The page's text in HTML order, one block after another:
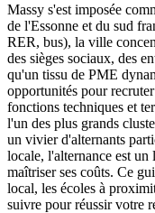
Massy s'est imposée
de l'Essonne et du sud
RER, bus), la ville
des sièges sociaux, des
qu'un tissu de PME
opportunités pour
fonctions techniques et
l'un des plus grands
un vivier d'alternants
locale, l'alternance est un
maîtriser ses coûts. Ce
local, les écoles à
suivre pour réussir votre